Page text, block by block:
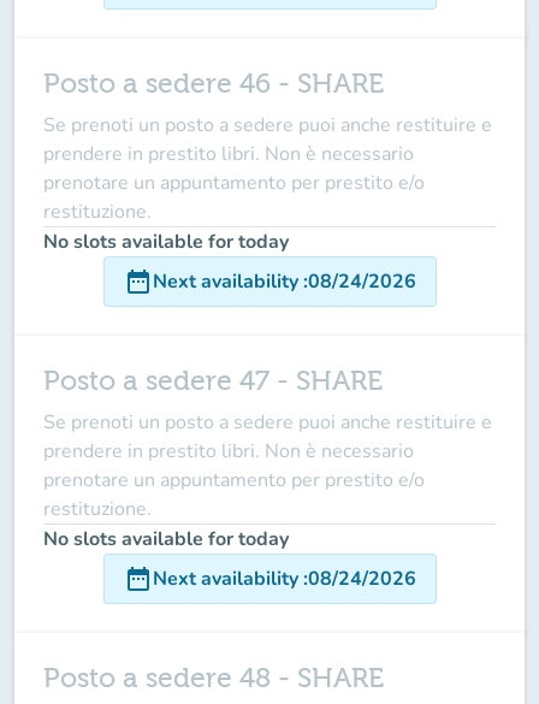
Posto a sedere 46 - SHARE
Se prenoti un posto a sedere puoi anche restituire e
prendere in prestito libri. Non è necessario
prenotare un appuntamento per prestito e/o
restituzione.
No slots available for today
date_rangeNext availability:08/24/2026
Posto a sedere 47 - SHARE
Se prenoti un posto a sedere puoi anche restituire e
prendere in prestito libri. Non è necessario
prenotare un appuntamento per prestito e/o
restituzione.
No slots available for today
date_rangeNext availability:08/24/2026
Posto a sedere 48 - SHARE